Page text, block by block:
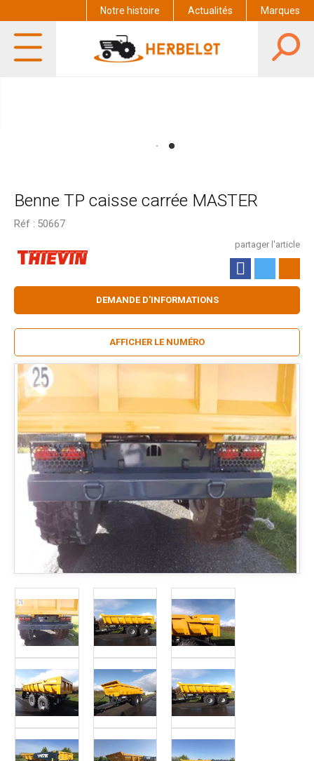
Notre histoire Actualités Marques
Benne TP caisse carrée MASTER
Réf : 50667
partager l'article
DEMANDE D'INFORMATIONS
AFFICHER LE NUMÉRO